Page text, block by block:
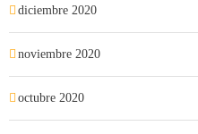
diciembre 2020
noviembre 2020
octubre 2020